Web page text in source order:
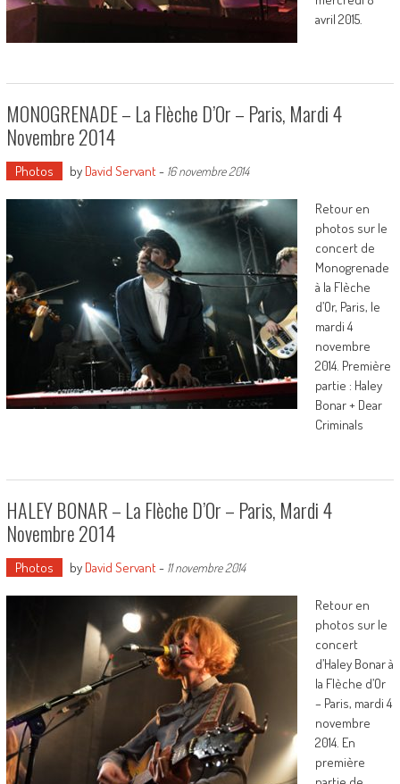
avril 2015.
MONOGRENADE – La Flèche D’Or – Paris, Mardi 4
Novembre 2014
Photos by David Servant- 16 novembre 2014
Retour en
photos sur le
concert de
Monogrenade
à la Flèche
d’Or, Paris, le
mardi 4
novembre
2014. Première
partie : Haley
Bonar + Dear
Criminals
HALEY BONAR – La Flèche D’Or – Paris, Mardi 4
Novembre 2014
Photos by David Servant- 11 novembre 2014
Retour en
photos sur le
concert
d’Haley Bonar à
la Flèche d’Or
– Paris, mardi 4
novembre
2014. En
première